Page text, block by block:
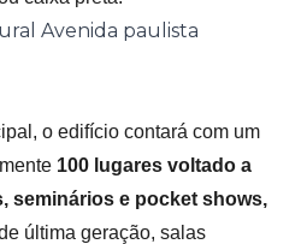
o edifício contará com um
100 lugares voltado a
seminários e pocket shows,
última geração, salas